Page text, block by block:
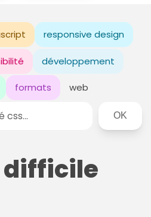
responsive design
développement
formats web
Rechercher
difficile